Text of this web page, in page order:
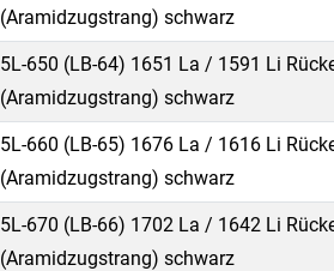
(Aramidzugstrang) schwarz
5L-650 (LB-64) 1651 La / 1591 Li
(Aramidzugstrang) schwarz
5L-660 (LB-65) 1676 La / 1616 Li
(Aramidzugstrang) schwarz
5L-670 (LB-66) 1702 La / 1642 Li
(Aramidzugstrang) schwarz